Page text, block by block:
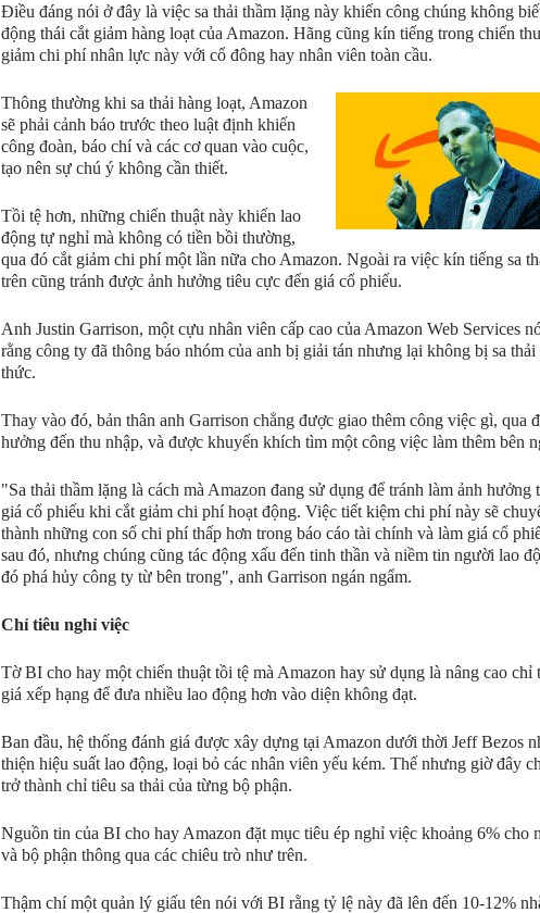
Điều đáng nói ở đây là việc sa thải thầm lặng này khiến công chúng không
động thái cắt giảm hàng loạt của Amazon. Hãng cũng kín tiếng trong chiến
giảm chi phí nhân lực này với cổ đông hay nhân viên toàn cầu.
Thông thường khi sa thải hàng loạt, Amazon
sẽ phải cảnh báo trước theo luật định khiến
công đoàn, báo chí và các cơ quan vào cuộc,
tạo nên sự chú ý không cần thiết.
Tồi tệ hơn, những chiến thuật này khiến lao
động tự nghỉ mà không có tiền bồi thường,
qua đó cắt giảm chi phí một lần nữa cho Amazon. Ngoài ra việc kín tiếng sa
trên cũng tránh được ảnh hưởng tiêu cực đến giá cổ phiếu.
Anh Justin Garrison, một cựu nhân viên cấp cao của Amazon Web Services
rằng công ty đã thông báo nhóm của anh bị giải tán nhưng lại không bị sa thải
thức.
Thay vào đó, bản thân anh Garrison chẳng được giao thêm công việc gì, qua
hưởng đến thu nhập, và được khuyến khích tìm một công việc làm thêm bên
"Sa thải thầm lặng là cách mà Amazon đang sử dụng để tránh làm ảnh hưởng
giá cổ phiếu khi cắt giảm chi phí hoạt động. Việc tiết kiệm chi phí này sẽ
thành những con số chi phí thấp hơn trong báo cáo tài chính và làm giá cổ
sau đó, nhưng chúng cũng tác động xấu đến tinh thần và niềm tin người lao
đó phá hủy công ty từ bên trong", anh Garrison ngán ngẩm.
Chỉ tiêu nghỉ việc
Tờ BI cho hay một chiến thuật tồi tệ mà Amazon hay sử dụng là nâng cao chỉ
giá xếp hạng để đưa nhiều lao động hơn vào diện không đạt.
Ban đầu, hệ thống đánh giá được xây dựng tại Amazon dưới thời Jeff Bezos
thiện hiệu suất lao động, loại bỏ các nhân viên yếu kém. Thế nhưng giờ đây
trở thành chỉ tiêu sa thải của từng bộ phận.
Nguồn tin của BI cho hay Amazon đặt mục tiêu ép nghỉ việc khoảng 6% cho
và bộ phận thông qua các chiêu trò như trên.
Thậm chí một quản lý giấu tên nói với BI rằng tỷ lệ này đã lên đến 10-12%